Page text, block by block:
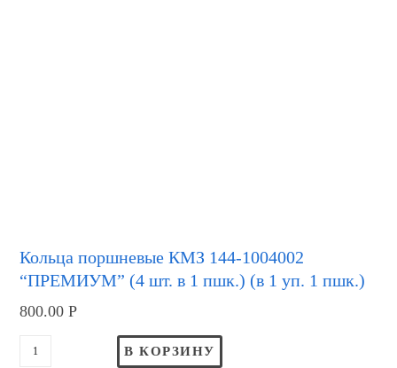
Кольца поршневые КМЗ 144-1004002
“ПРЕМИУМ” (4 шт. в 1 пшк.) (в 1 уп. 1 пшк.)
800.00Р
В КОРЗИНУ